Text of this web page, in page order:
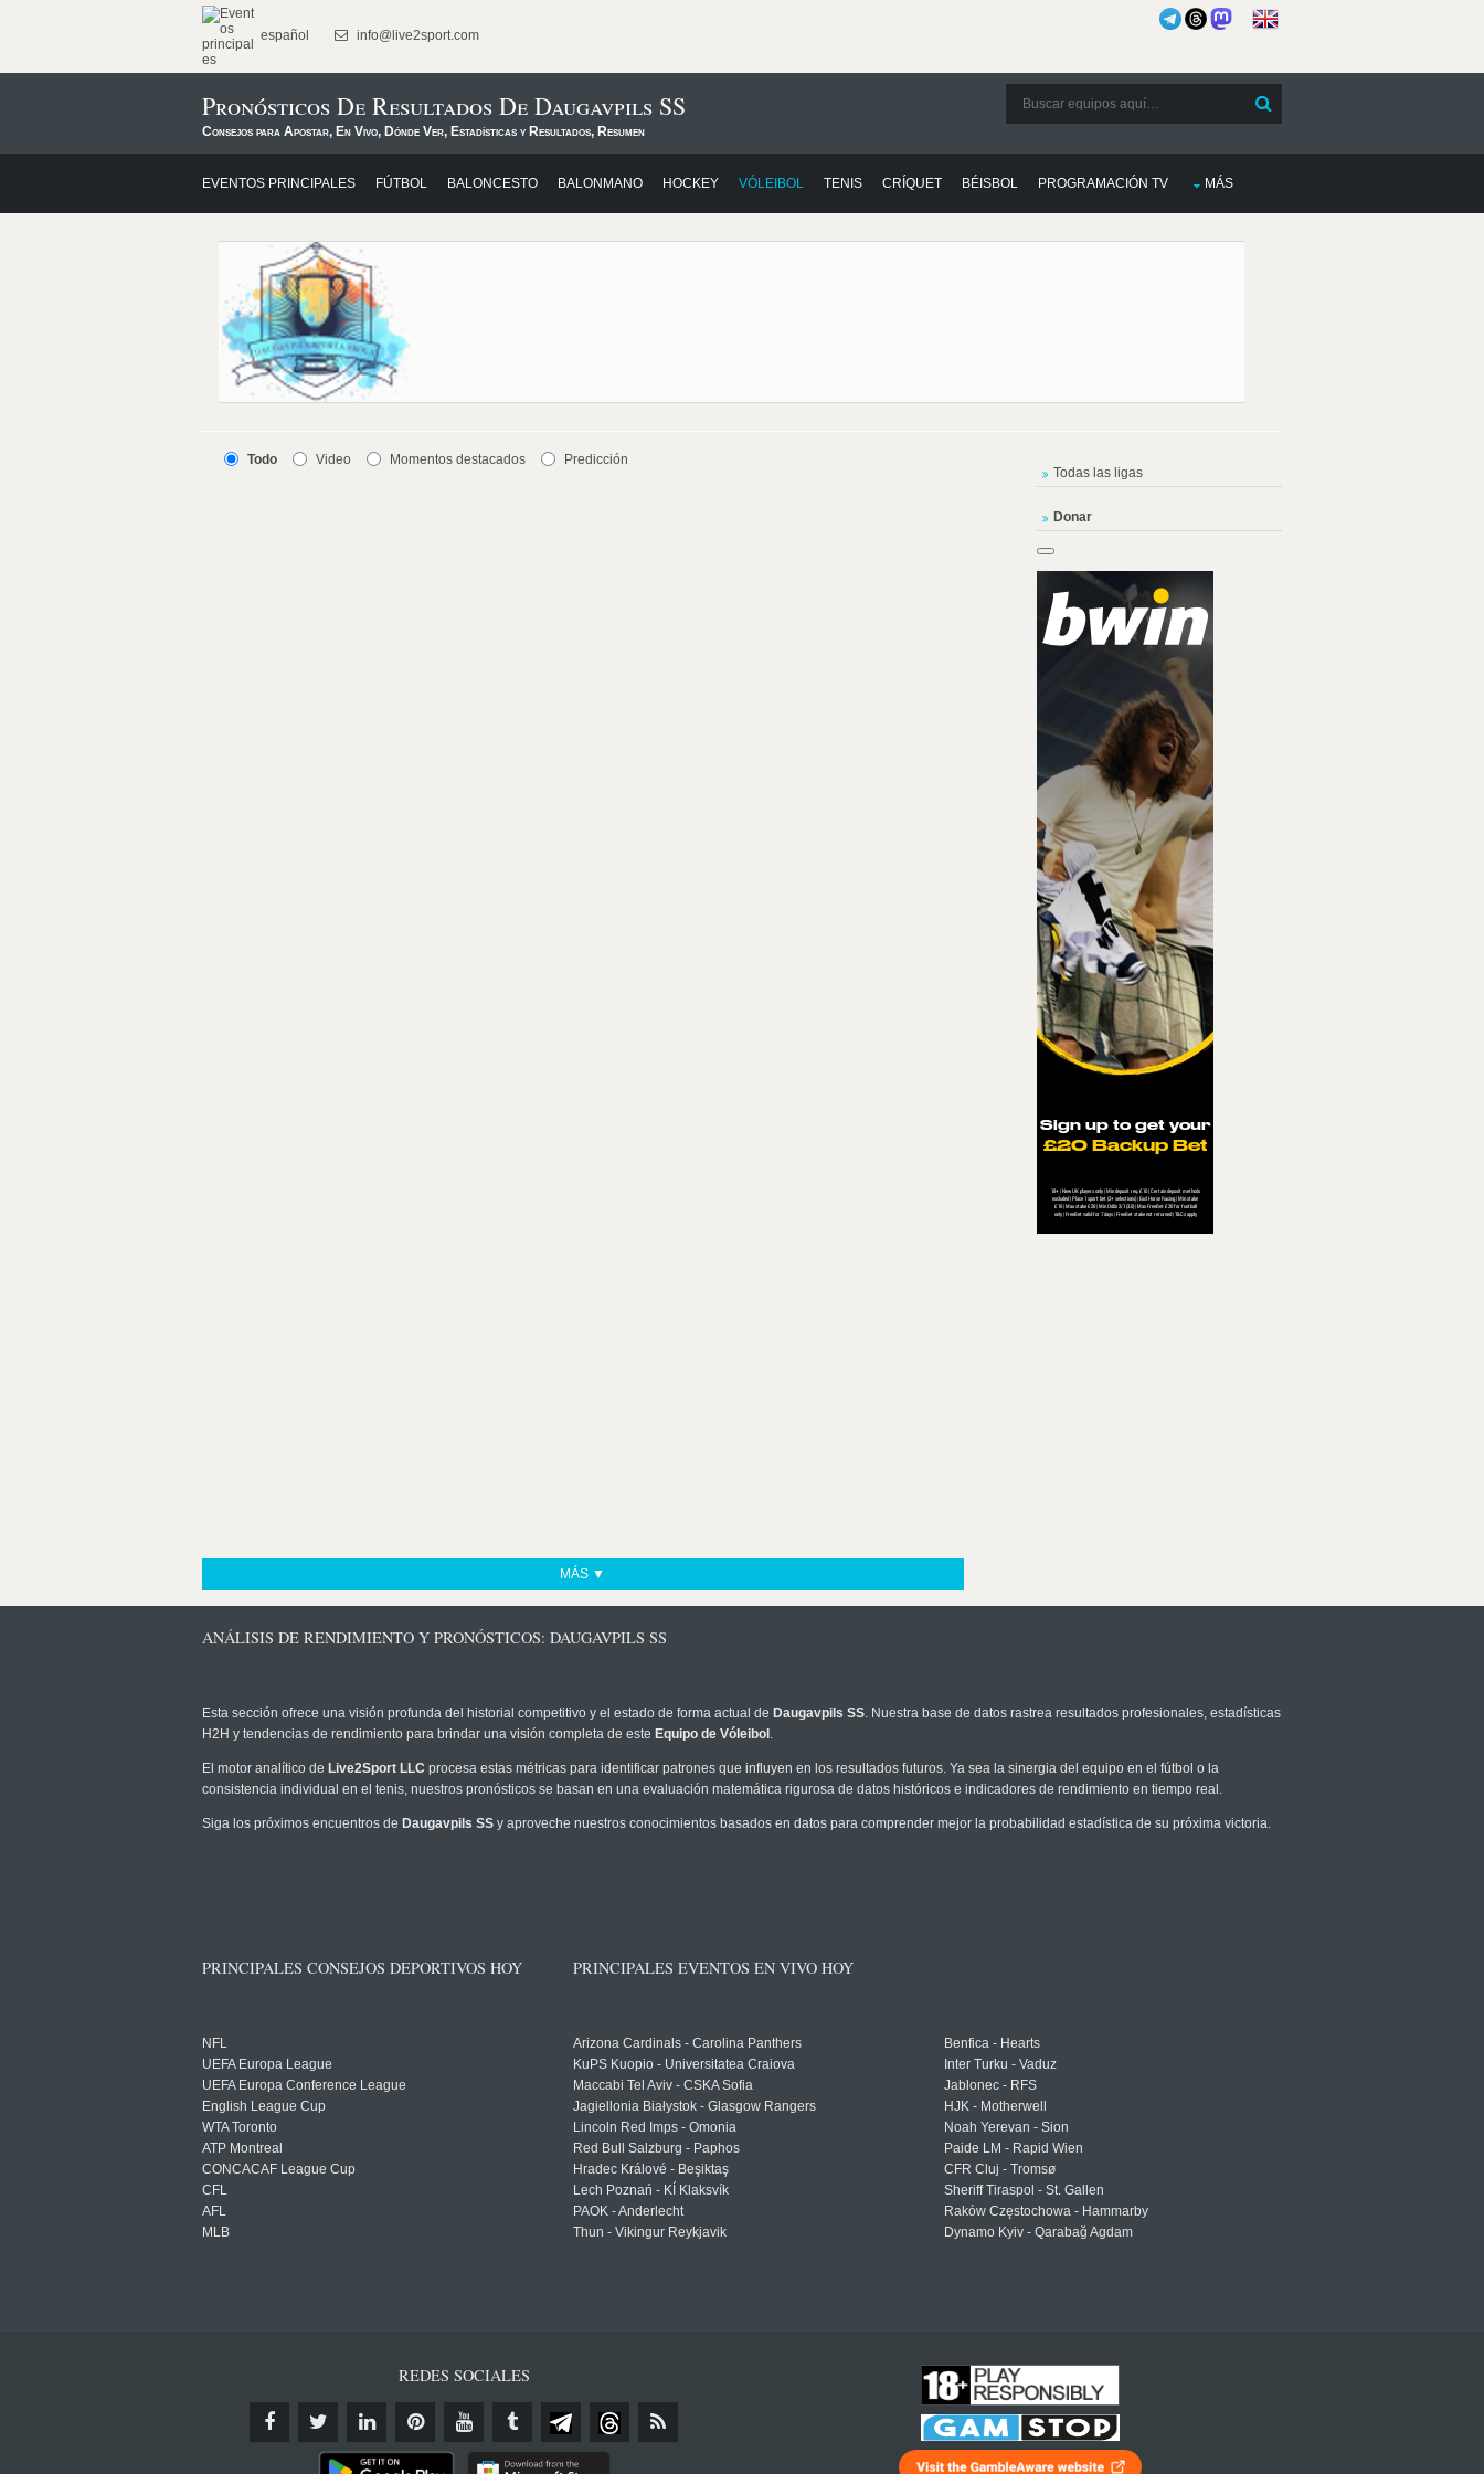
español info@live2sport.com
Pronósticos De Resultados De Daugavpils SS
Consejos para Apostar, En Vivo, Dónde Ver, Estadísticas y Resultados, Resumen
EVENTOS PRINCIPALES FÚTBOL BALONCESTO BALONMANO HOCKEY VÓLEIBOL TENIS CRÍQUET BÉISBOL PROGRAMACIÓN TV MÁS
Todo Video Momentos destacados Predicción
MÁS ▼
Todas las ligas
Donar
ANÁLISIS DE RENDIMIENTO Y PRONÓSTICOS: DAUGAVPILS SS
Esta sección ofrece una visión profunda del historial competitivo y el estado de forma actual de Daugavpils SS. Nuestra base de datos rastrea resultados profesionales, estadísticas
H2H y tendencias de rendimiento para brindar una visión completa de este Equipo de Vóleibol .
El motor analítico de Live2Sport LLC procesa estas métricas para identificar patrones que influyen en los resultados futuros. Ya sea la sinergia del equipo en el fútbol o la
consistencia individual en el tenis, nuestros pronósticos se basan en una evaluación matemática rigurosa de datos históricos e indicadores de rendimiento en tiempo real.
Siga los próximos encuentros de Daugavpils SS y aproveche nuestros conocimientos basados en datos para comprender mejor la probabilidad estadística de su próxima victoria.
PRINCIPALES CONSEJOS DEPORTIVOS HOY
NFL
UEFA Europa League
UEFA Europa Conference League
English League Cup
WTA Toronto
ATP Montreal
CONCACAF League Cup
CFL
AFL
MLB
PRINCIPALES EVENTOS EN VIVO HOY
Arizona Cardinals - Carolina Panthers
KuPS Kuopio - Universitatea Craiova
Maccabi Tel Aviv - CSKA Sofia
Jagiellonia Białystok - Glasgow Rangers
Lincoln Red Imps - Omonia
Red Bull Salzburg - Paphos
Hradec Králové - Beşiktaş
Lech Poznań - KÍ Klaksvík
PAOK - Anderlecht
Thun - Vikingur Reykjavik
Benfica - Hearts
Inter Turku - Vaduz
Jablonec - RFS
HJK - Motherwell
Noah Yerevan - Sion
Paide LM - Rapid Wien
CFR Cluj - Tromsø
Sheriff Tiraspol - St. Gallen
Raków Częstochowa - Hammarby
Dynamo Kyiv - Qarabağ Agdam
REDES SOCIALES